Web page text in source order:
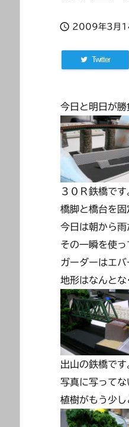
 2009年3月
Twitter
今日と明日が勝
３０Ｒ鉄橋です
橋脚と橋台を固
今日は朝から
その一瞬を使っ
ガーダーはエバ
地形はなんとな
出山の鉄橋です
写真に写ってな
植樹がもう少し